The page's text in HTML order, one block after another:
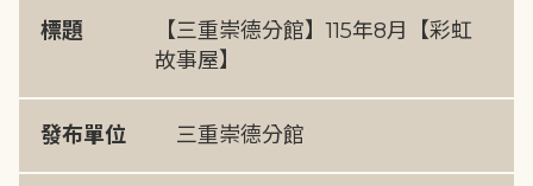
標題
【三重崇德分館】115年8月【彩虹
故事屋】
發布單位 三重崇德分館